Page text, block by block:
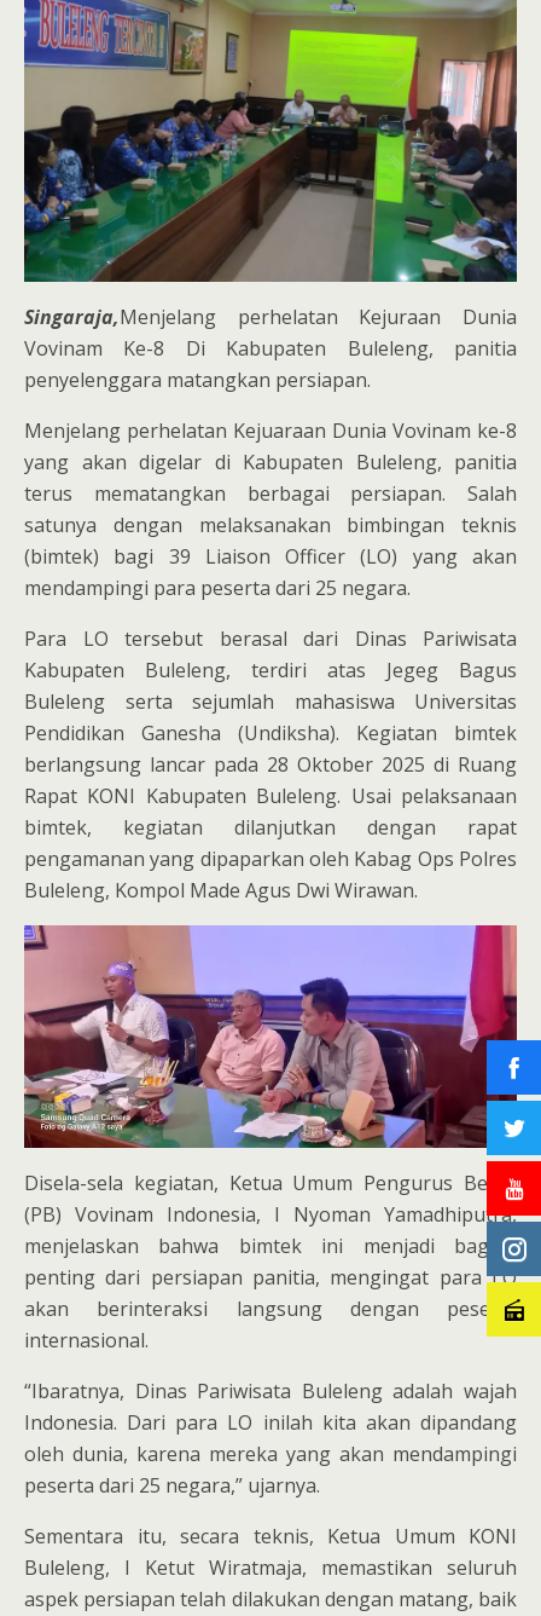
Singaraja,Menjelang perhelatan Kejuraan Dunia
Vovinam Ke-8 Di Kabupaten Buleleng, panitia
penyelenggara matangkan persiapan.
Menjelang perhelatan Kejuaraan Dunia Vovinam ke-8
yang akan digelar di Kabupaten Buleleng, panitia
terus mematangkan berbagai persiapan. Salah
satunya dengan melaksanakan bimbingan teknis
(bimtek) bagi 39 Liaison Officer (LO) yang akan
mendampingi para peserta dari 25 negara.
Para LO tersebut berasal dari Dinas Pariwisata
Kabupaten Buleleng, terdiri atas Jegeg Bagus
Buleleng serta sejumlah mahasiswa Universitas
Pendidikan Ganesha (Undiksha). Kegiatan bimtek
berlangsung lancar pada 28 Oktober 2025 di Ruang
Rapat KONI Kabupaten Buleleng. Usai pelaksanaan
bimtek, kegiatan dilanjutkan dengan rapat
pengamanan yang dipaparkan oleh Kabag Ops Polres
Buleleng, Kompol Made Agus Dwi Wirawan.
Disela-sela kegiatan, Ketua Umum Pengurus Besar
(PB) Vovinam Indonesia, I Nyoman Yamadhiputra,
menjelaskan bahwa bimtek ini menjadi bagian
penting dari persiapan panitia, mengingat para LO
akan berinteraksi langsung dengan peserta
internasional.
“Ibaratnya, Dinas Pariwisata Buleleng adalah wajah
Indonesia. Dari para LO inilah kita akan dipandang
oleh dunia, karena mereka yang akan mendampingi
peserta dari 25 negara,” ujarnya.
Sementara itu, secara teknis, Ketua Umum KONI
Buleleng, I Ketut Wiratmaja, memastikan seluruh
aspek persiapan telah dilakukan dengan matang, baik